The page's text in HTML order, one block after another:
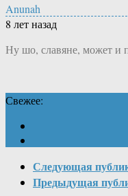
Anunah
8 лет назад
Ну шо, славяне, может и
Свежее:
Следующая
Предыдущая